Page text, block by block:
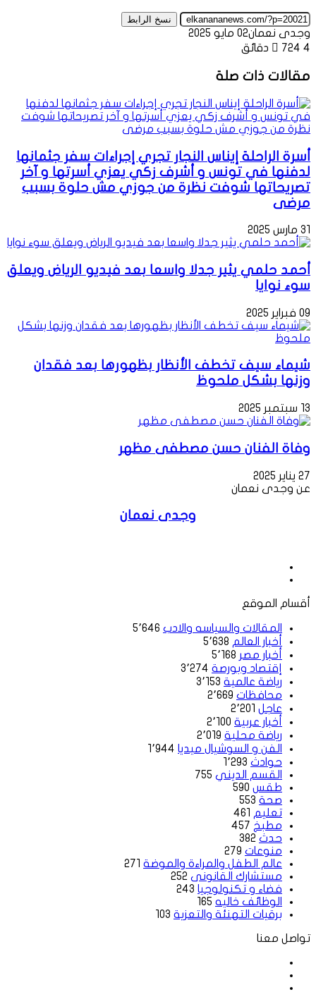
نسخ الرابط
وجدى نعمان02 مايو 2025
724 4 دقائق
مقالات ذات صلة
أسرة الراحلة إيناس النجار تجري إجراءات سفر جثمانها
لدفنها في تونس و أشرف زكي يعزي أسرتها و آخر
تصريحاتها شوفت نظرة من جوزي مش حلوة بسبب
مرضى
31 مارس 2025
أحمد حلمي يثير جدلا واسعا بعد فيديو الرياض ويعلق
سوء نوايا
09 فبراير 2025
شيماء سيف تخطف الأنظار بظهورها بعد فقدان
وزنها بشكل ملحوظ
13 سبتمبر 2025
وفاة الفنان حسن مصطفى مظهر
27 يناير 2025
عن وجدى نعمان
وجدى نعمان
أقسام الموقع
المقالات والسياسه والادب 5٬646
أخبار العالم 5٬638
أخبار مصر 5٬168
إقتصاد وبورصة 3٬274
رياضة عالمية 3٬153
محافظات 2٬669
عاجل 2٬201
أخبار عربية 2٬100
رياضة محلية 2٬019
الفن و السوشيال ميديا 1٬944
حوادث 1٬293
القسم الديني 755
طقس 590
صحة 553
تعليم 461
مطبخ 457
حدث 382
منوعات 279
عالم الطفل والمراءة والموضة 271
مستشارك القانونى 252
فضاء و تكنولوجيا 243
الوظائف خاليه 165
برقيات التهنئة والتعزية 103
تواصل معنا